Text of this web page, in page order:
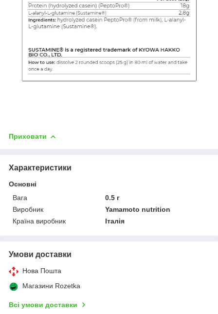
Приховати
Характеристики
Основні
Вага
0.5 г
Виробник
Yamamoto nutrition
Країна виробник
Італія
Умови доставки
Нова Пошта
Магазини Rozetka
Всі умови доставки